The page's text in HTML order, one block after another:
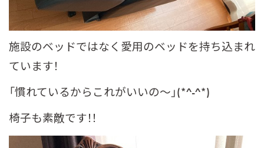
施設のベッドではなく愛用のベッドを持ち込まれ
ています！
「慣れているからこれがいいの～」(*^-^*)
椅子も素敵です！！